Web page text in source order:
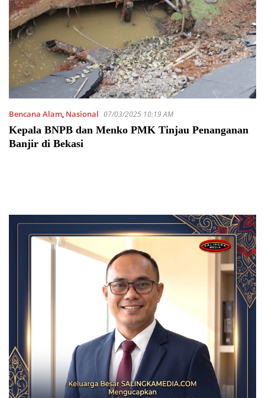
Bencana Alam, Nasional 07/03/2025 10:19 AM
Kepala BNPB dan Menko PMK Tinjau Penanganan
Banjir di Bekasi